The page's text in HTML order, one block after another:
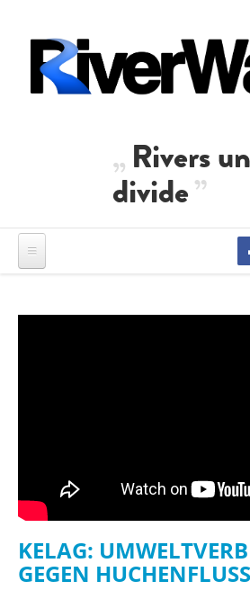
Rivers
divide
KELAG:
GEGEN